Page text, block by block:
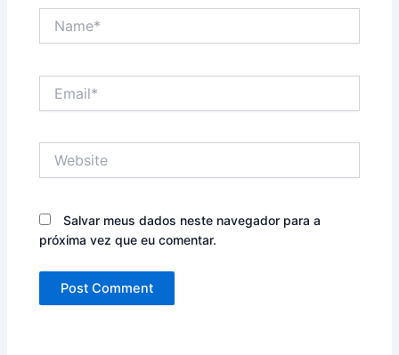
Salvar meus dados neste navegador para a
próxima vez que eu comentar.